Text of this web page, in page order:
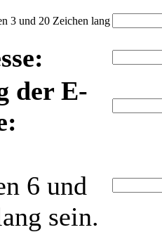
3 und 20 Zeichen lang
der E-
6 und
sein.